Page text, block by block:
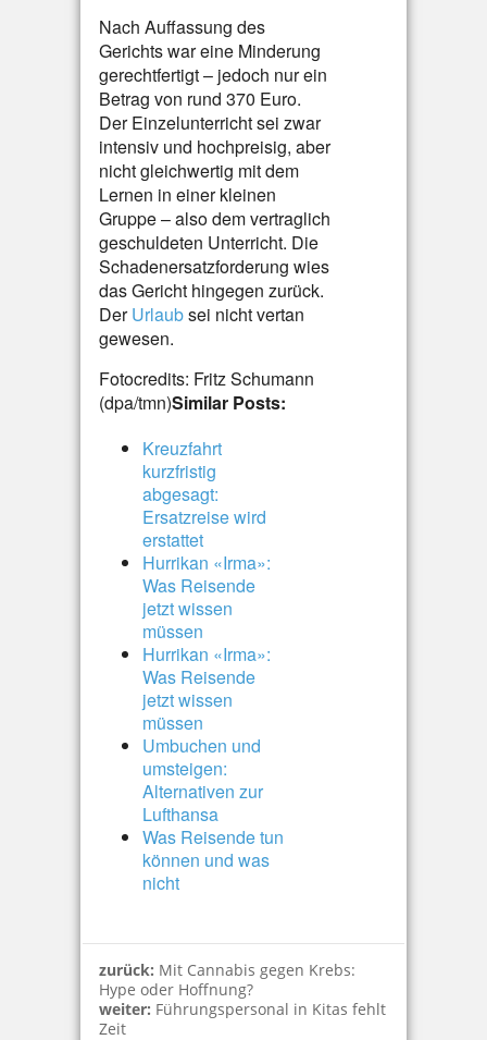
Nach Auffassung des
Gerichts war eine Minderung
gerechtfertigt – jedoch nur ein
Betrag von rund 370 Euro.
Der Einzelunterricht sei zwar
intensiv und hochpreisig, aber
nicht gleichwertig mit dem
Lernen in einer kleinen
Gruppe – also dem vertraglich
geschuldeten Unterricht. Die
Schadenersatzforderung wies
das Gericht hingegen zurück.
DerUrlaubsei nicht vertan
gewesen.
Fotocredits: Fritz Schumann
(dpa/tmn)Similar Posts:
Kreuzfahrt
kurzfristig
abgesagt:
Ersatzreise wird
erstattet
Hurrikan «Irma»:
Was Reisende
jetzt wissen
müssen
Hurrikan «Irma»:
Was Reisende
jetzt wissen
müssen
Umbuchen und
umsteigen:
Alternativen zur
Lufthansa
Was Reisende tun
können und was
nicht
zurück: Mit Cannabis gegen Krebs:
Hype oder Hoffnung?
weiter: Führungspersonal in Kitas fehlt
Zeit